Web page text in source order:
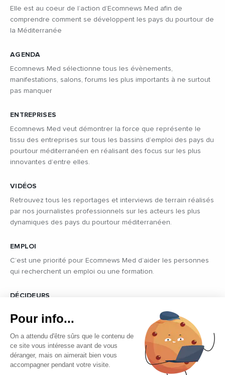
Elle est au coeur de l’action d’Ecomnews Med afin de
comprendre comment se développent les pays du pourtour de
la Méditerranée
AGENDA
Ecomnews Med sélectionne tous les évènements,
manifestations, salons, forums les plus importants à ne surtout
pas manquer
ENTREPRISES
Ecomnews Med veut démontrer la force que représente le
tissu des entreprises sur tous les bassins d’emploi des pays du
pourtour méditerranéen en réalisant des focus sur les plus
innovantes d’entre elles.
VIDÉOS
Retrouvez tous les reportages et interviews de terrain réalisés
par nos journalistes professionnels sur les acteurs les plus
dynamiques des pays du pourtour méditerranéen.
EMPLOI
C’est une priorité pour Ecomnews Med d’aider les personnes
qui recherchent un emploi ou une formation.
DÉCIDEURS
politique des pays du pourtour de la Méditerranée.
Pour info...
On a attendu d'être sûrs que le contenu de
ce site vous intéresse avant de vous
déranger, mais on aimerait bien vous
accompagner pendant votre visite.